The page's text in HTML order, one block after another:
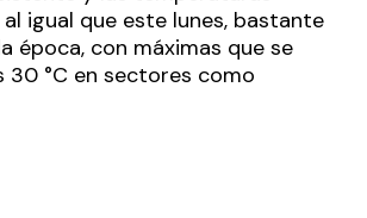
al igual que este lunes, bastante
época, con máximas que se
30 °C en sectores como